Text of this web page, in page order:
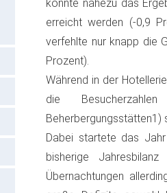
konnte nahezu das
erreicht werden (-0,9
verfehlte nur knapp die
Prozent).
Während in der
die
Beherbergungsstätten1)
Dabei startete das
bisherige
Übernachtungen